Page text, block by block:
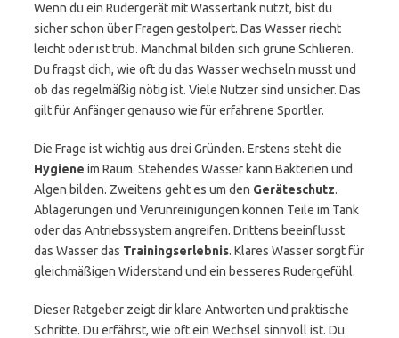
Wenn du ein Rudergerät mit Wassertank nutzt, bist du
sicher schon über Fragen gestolpert. Das Wasser riecht
leicht oder ist trüb. Manchmal bilden sich grüne Schlieren.
Du fragst dich, wie oft du das Wasser wechseln musst und
ob das regelmäßig nötig ist. Viele Nutzer sind unsicher. Das
gilt für Anfänger genauso wie für erfahrene Sportler.
Die Frage ist wichtig aus drei Gründen. Erstens steht die
Hygiene im Raum. Stehendes Wasser kann Bakterien und
Algen bilden. Zweitens geht es um den Geräteschutz.
Ablagerungen und Verunreinigungen können Teile im Tank
oder das Antriebssystem angreifen. Drittens beeinflusst
das Wasser das Trainingserlebnis. Klares Wasser sorgt für
gleichmäßigen Widerstand und ein besseres Rudergefühl.
Dieser Ratgeber zeigt dir klare Antworten und praktische
Schritte. Du erfährst, wie oft ein Wechsel sinnvoll ist. Du